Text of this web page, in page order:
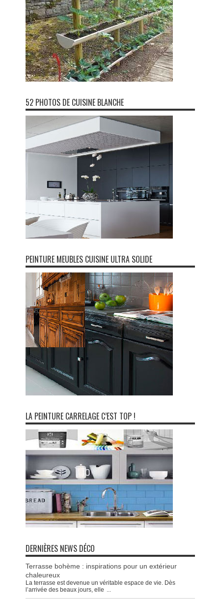
52 PHOTOS DE CUISINE BLANCHE
PEINTURE MEUBLES CUISINE ULTRA SOLIDE
LA PEINTURE CARRELAGE C’EST TOP !
DERNIÈRES NEWS DÉCO
Terrasse bohème : inspirations pour un extérieur
chaleureux
La terrasse est devenue un véritable espace de vie. Dès
l’arrivée des beaux jours, elle